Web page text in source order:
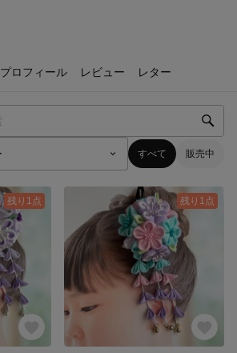
プロフィール レビュー レター
すべて 販売中
残り1点 残り1点